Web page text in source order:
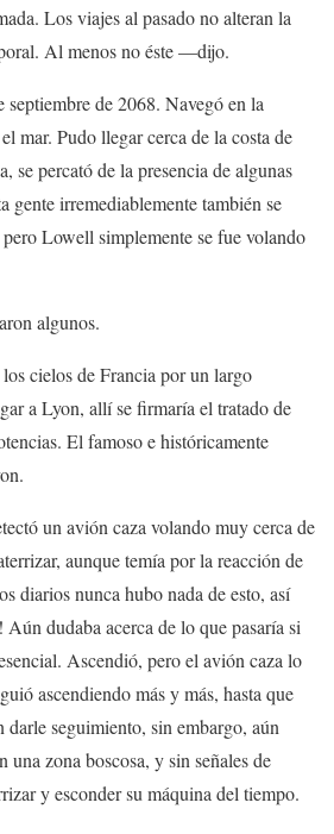
Los viajes al pasado no alteran la
Al menos no éste —dijo.
de 2068. Navegó en la
mar. Pudo llegar cerca de la costa de
se percató de la presencia de algunas
gente irremediablemente también se
Lowell simplemente se fue volando
algunos.
cielos de Francia por un largo
a Lyon, allí se firmaría el tratado de
El famoso e históricamente
un avión caza volando muy cerca de
aunque temía por la reacción de
diarios nunca hubo nada de esto, así
Aún dudaba acerca de lo que pasaría si
Ascendió, pero el avión caza lo
ascendiendo más y más, hasta que
darle seguimiento, sin embargo, aún
una zona boscosa, y sin señales de
y esconder su máquina del tiempo.